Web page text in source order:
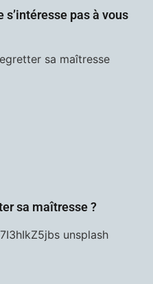
s’intéresse pas à vous
sa maîtresse ?